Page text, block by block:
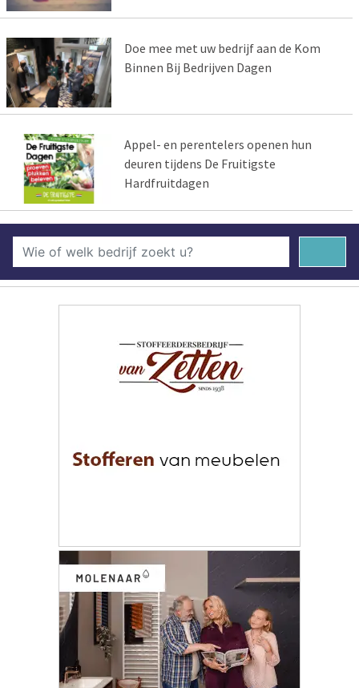
Doe mee met uw bedrijf aan de Kom
Binnen Bij Bedrijven Dagen
Appel- en perentelers openen hun
deuren tijdens De Fruitigste
Hardfruitdagen